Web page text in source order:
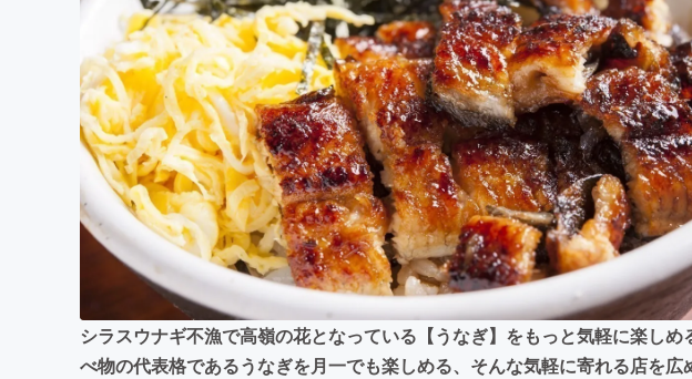
ビジネス・起業 チャレンジ
まちづくり・地域活性化
CAMPFIRE for
CAMPFIREふる
シラスウナギ不漁で高嶺の花となっている【うなぎ】をもっと気軽に楽しめ
べ物の代表格であるうなぎを月一でも楽しめる、そんな気軽に寄れる店を広